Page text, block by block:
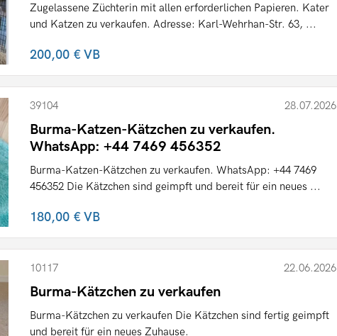
Zugelassene Züchterin mit allen erforderlichen Papieren. Kater
und Katzen zu verkaufen. Adresse: Karl-Wehrhan-Str. 63, ...
200,00 €VB
39104 28.07.2026
Burma-Katzen-Kätzchen zu verkaufen.
WhatsApp: +44 7469 456352
Burma-Katzen-Kätzchen zu verkaufen. WhatsApp: +44 7469
456352 Die Kätzchen sind geimpft und bereit für ein neues ...
180,00 €VB
10117 22.06.2026
Burma-Kätzchen zu verkaufen
Burma-Kätzchen zu verkaufen Die Kätzchen sind fertig geimpft
und bereit für ein neues Zuhause.